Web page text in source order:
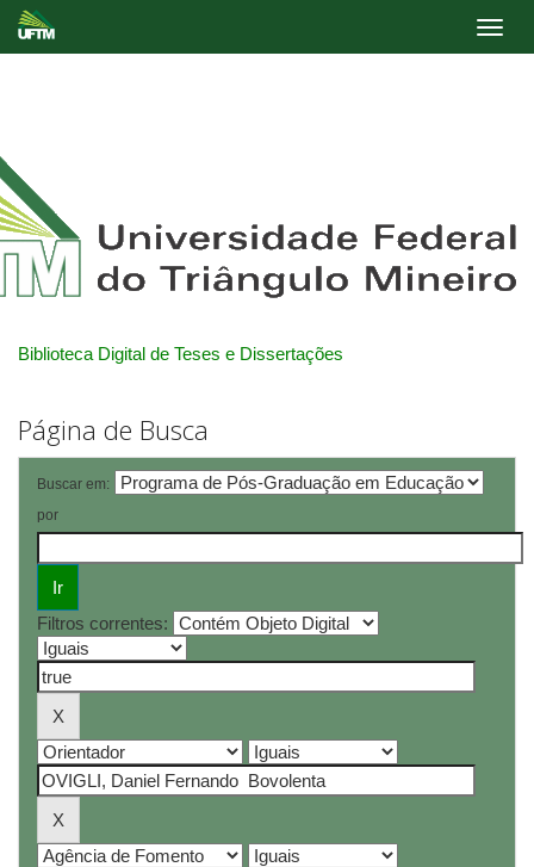
Biblioteca Digital de Teses e Dissertações
Página de Busca
Buscar em:
por
Filtros correntes: